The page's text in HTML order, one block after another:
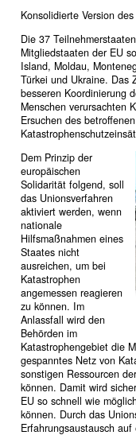
Konsolidierte Version
Die 37
Mitgliedstaaten der EU
Island, Moldau,
Türkei und Ukraine. Das
besseren Koordinierung
Menschen verursachten
Ersuchen des
Dem Prinzip der
europäischen
Solidarität folgend, soll
das Unionsverfahren
aktiviert werden, wenn
nationale
Hilfsmaßnahmen eines
Staates nicht
ausreichen, um bei
Katastrophen
angemessen reagieren
zu können. Im
Anlassfall wird den
Behörden im
Katastrophengebiet die
gespanntes Netz von
sonstigen Ressourcen
können. Damit wird
EU so schnell wie
können. Durch das
Erfahrungsaustausch